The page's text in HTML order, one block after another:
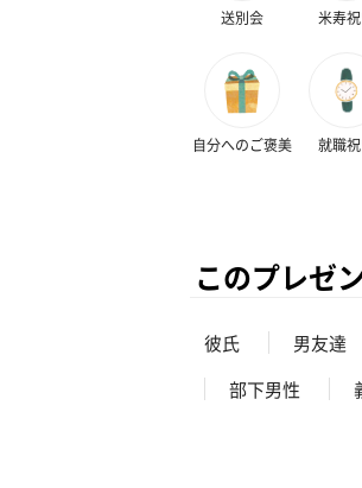
送別会 米寿
自分へのご褒美 就職
このプレゼ
彼氏 男友達
部下男性